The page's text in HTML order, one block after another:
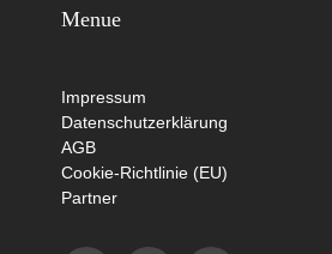
Menue
Impressum
Datenschutzerklärung
AGB
Cookie-Richtlinie (EU)
Partner